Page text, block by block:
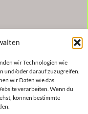
wir Technologien wie
und/oder darauf zuzugreifen.
wir Daten wie das
verarbeiten. Wenn du
können bestimmte